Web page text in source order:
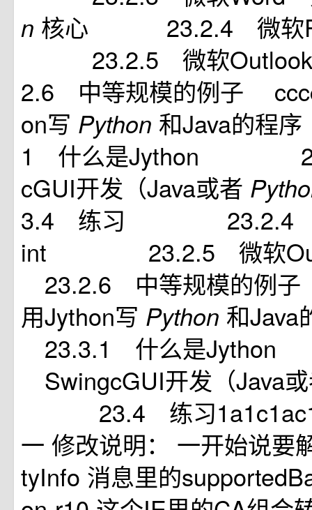
n 核心 23.2.4 微软
23.2.5 微软
2.6 中等规模的例子
on写 Python 和Java的
1 什么是Jython
cGUI开发（Java或者
3.4 练习 23.2.4 微
int 23.2.5 微软
23.2.6 中等规模
用Jython写 Python 和
23.3.1 什么是
SwingcGUI开发（Java
23.4 练习
一 修改说明： 一开始说要
tyInfo 消息里的